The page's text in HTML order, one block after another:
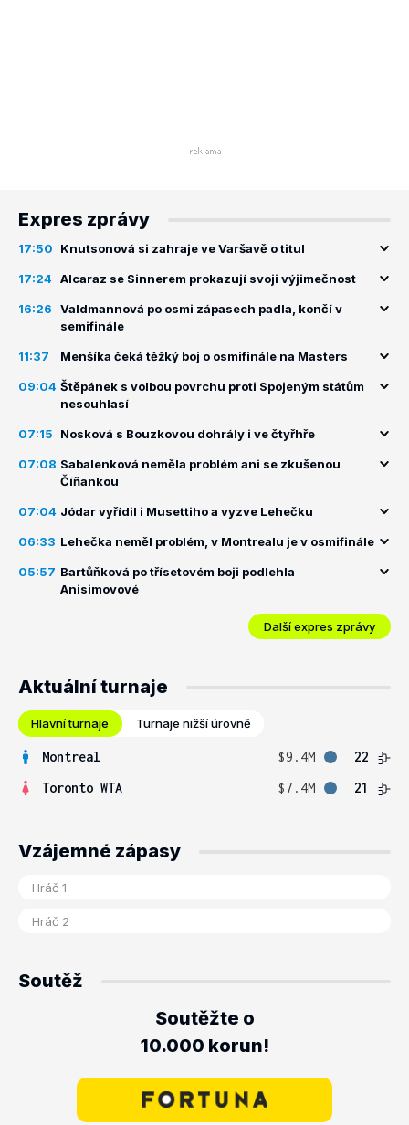
Expres zprávy
17:50 Knutsonová si zahraje ve Varšavě o titul
17:24 Alcaraz se Sinnerem prokazují svoji výjimečnost
16:26
Valdmannová po osmi zápasech padla, končí v
semifinále
11:37 Menšíka čeká těžký boj o osmifinále na Masters
09:04 Štěpánek s volbou povrchu proti Spojeným státům
nesouhlasí
07:15 Nosková s Bouzkovou dohrály i ve čtyřhře
07:08 Sabalenková neměla problém ani se zkušenou
Číňankou
07:04 Jódar vyřídil i Musettiho a vyzve Lehečku
06:33 Lehečka neměl problém, v Montrealu je v osmifinále
05:57 Bartůňková po třísetovém boji podlehla
Anisimovové
Další expres zprávy
Aktuální turnaje
Hlavní turnaje Turnaje nižší úrovně
Montreal $9.4M
22
Toronto WTA
$7.4M 21
Vzájemné zápasy
Soutěž
Soutěžte o
10.000 korun!